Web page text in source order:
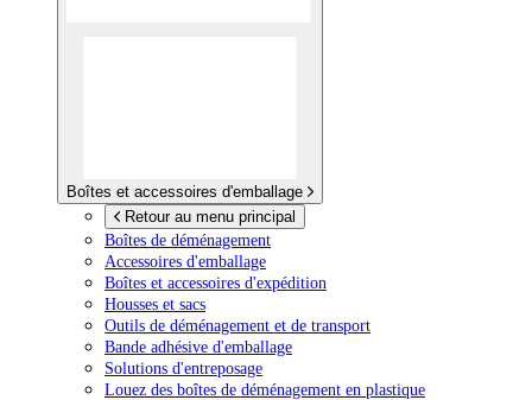
Boîtes et accessoires d'emballage
Retour au menu principal
Boîtes de déménagement
Accessoires d'emballage
Boîtes et accessoires d'expédition
Housses et sacs
Outils de déménagement et de transport
Bande adhésive d'emballage
Solutions d'entreposage
Louez des boîtes de déménagement en plastique